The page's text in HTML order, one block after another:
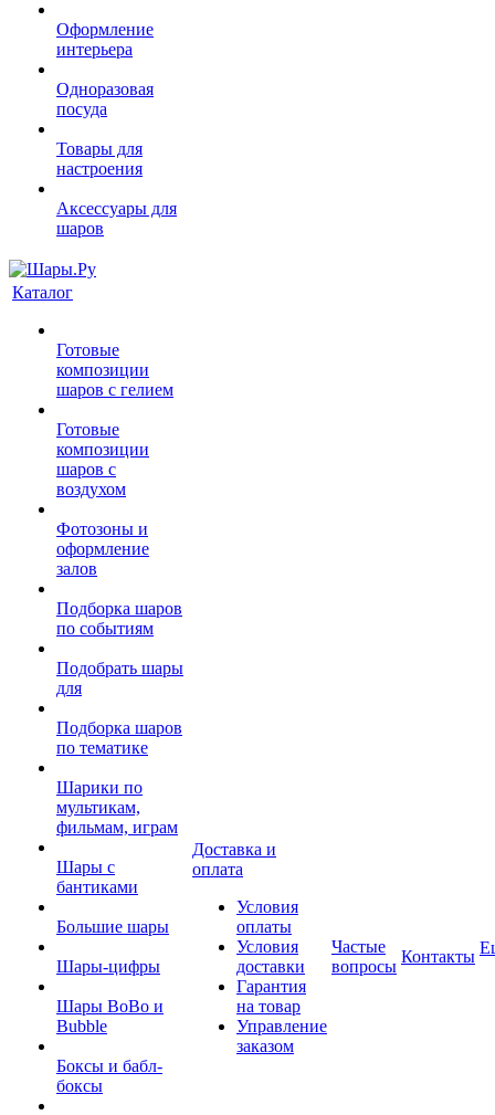
Оформление
интерьера
Одноразовая
посуда
Товары для
настроения
Аксессуары для
шаров
Каталог
Готовые
композиции
шаров с гелием
Готовые
композиции
шаров с
воздухом
Фотозоны и
оформление
залов
Подборка шаров
по событиям
Подобрать шары
для
Подборка шаров
по тематике
Шарики по
мультикам,
фильмам, играм
Шары с
бантиками
Большие шары
Шары-цифры
Шары BoBo и
Bubble
Боксы и бабл-
боксы
Доставка и
оплата
Условия
оплаты
Условия
доставки
Гарантия
на товар
Управление
заказом
Частые
вопросы
Контакты